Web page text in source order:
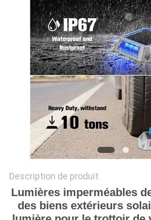
DEMANDER
DEVIS
ONLINE
POLITIQUE
Description de produit
Lumières imperméables
des biens extérieurs